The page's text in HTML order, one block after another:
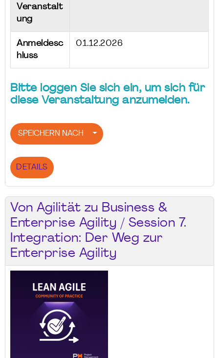
Veranstalt
ung
Anmeldesc
hluss
01.12.2026
Bitte loggen Sie sich ein, um sich für
diese Veranstaltung anzumelden.
SPEICHERN NACH
DETAILS
Von Agilität zu Business &
Enterprise Agility / Session 7.
Integration: Der Weg zur
Enterprise Agility